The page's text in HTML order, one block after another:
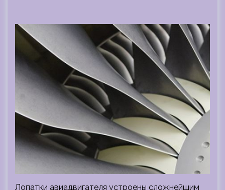
Лопатки авиадвигателя устроены сложнейшим